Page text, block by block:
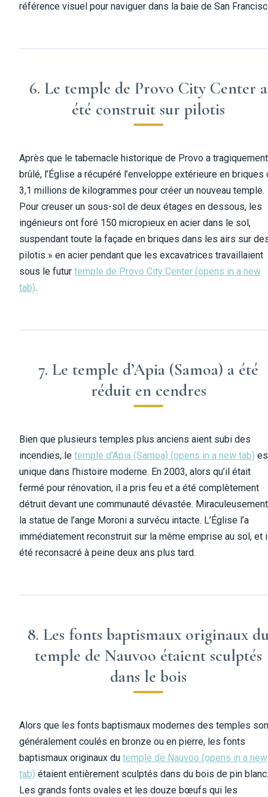
référence visuel pour naviguer dans la baie de San
6. Le temple de Provo City Center a
été construit sur pilotis
Après que le tabernacle historique de Provo a tragiquement
brûlé, l’Église a récupéré l’enveloppe extérieure en briques
3,1 millions de kilogrammes pour créer un nouveau temple.
Pour creuser un sous-sol de deux étages en dessous, les
ingénieurs ont foré 150 micropieux en acier dans le sol,
suspendant toute la façade en briques dans les airs sur
pilotis » en acier pendant que les excavatrices travaillaient
sous le futur temple de Provo City Center (opens in a new
tab).
7. Le temple d’Apia (Samoa) a été
réduit en cendres
Bien que plusieurs temples plus anciens aient subi des
incendies, le temple d’Apia (Samoa) (opens in a new tab)
unique dans l’histoire moderne. En 2003, alors qu’il était
fermé pour rénovation, il a pris feu et a été complètement
détruit devant une communauté dévastée.
la statue de l’ange Moroni a survécu intacte. L’Église l’a
immédiatement reconstruit sur la même emprise au sol, et
été reconsacré à peine deux ans plus tard.
8. Les fonts baptismaux originaux
temple de Nauvoo étaient sculptés
dans le bois
Alors que les fonts baptismaux modernes des temples
généralement coulés en bronze ou en pierre, les fonts
baptismaux originaux du temple de Nauvoo (opens in a new
tab) étaient entièrement sculptés dans du bois de pin blanc.
Les grands fonts ovales et les douze bœufs qui les